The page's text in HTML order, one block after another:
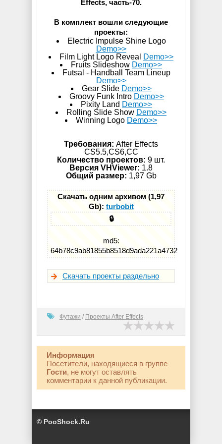
Effects, часть-70.
В комплект вошли следующие
проекты:
Electric Impulse Shine Logo
Demo>>
Film Light Logo Reveal
Demo>>
Fruits Slideshow Demo>>
Futsal - Handball Team Lineup
Demo>>
Gear Slide Demo>>
Groovy Funk Intro Demo>>
Pixity Land Demo>>
Rolling Slide Show Demo>>
Winning Logo Demo>>
Требования: After Effects
CS5.5,CS6,СС
Количество проектов: 9 шт.
Версия VHViewer: 1.8
Общий размер: 1,97 Gb
Скачать одним архивом (1,97
Gb): turbobit
🔒
md5:
64b78c9ab81855b8518d9ada221a4732
Скачать проекты раздельно
Футажи / Проекты After Effects
Информация
Посетители, находящиеся в группе
Гости, не могут оставлять
комментарии к данной публикации.
© PooShock.Ru